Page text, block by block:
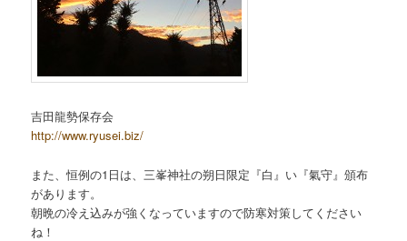
吉田龍勢保存会
http://www.ryusei.biz/
また、恒例の1日は、三峯神社の朔日限定『白』い『氣守』頒布
があります。
朝晩の冷え込みが強くなっていますので防寒対策してください
ね！